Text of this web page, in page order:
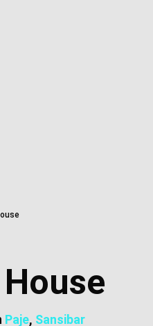
Paje, Sansibar